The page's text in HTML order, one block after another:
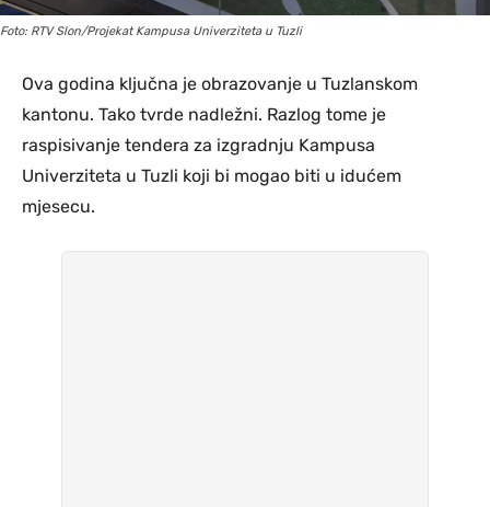
Foto: RTV Slon/Projekat Kampusa Univerziteta u Tuzli
Ova godina ključna je obrazovanje u Tuzlanskom
kantonu. Tako tvrde nadležni. Razlog tome je
raspisivanje tendera za izgradnju Kampusa
Univerziteta u Tuzli koji bi mogao biti u idućem
mjesecu.